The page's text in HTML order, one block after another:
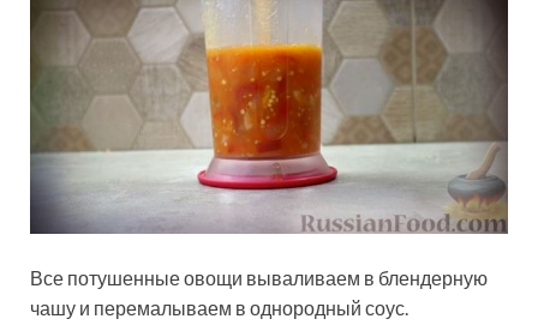
Все потушенные овощи вываливаем в блендерную
чашу и перемалываем в однородный соус.